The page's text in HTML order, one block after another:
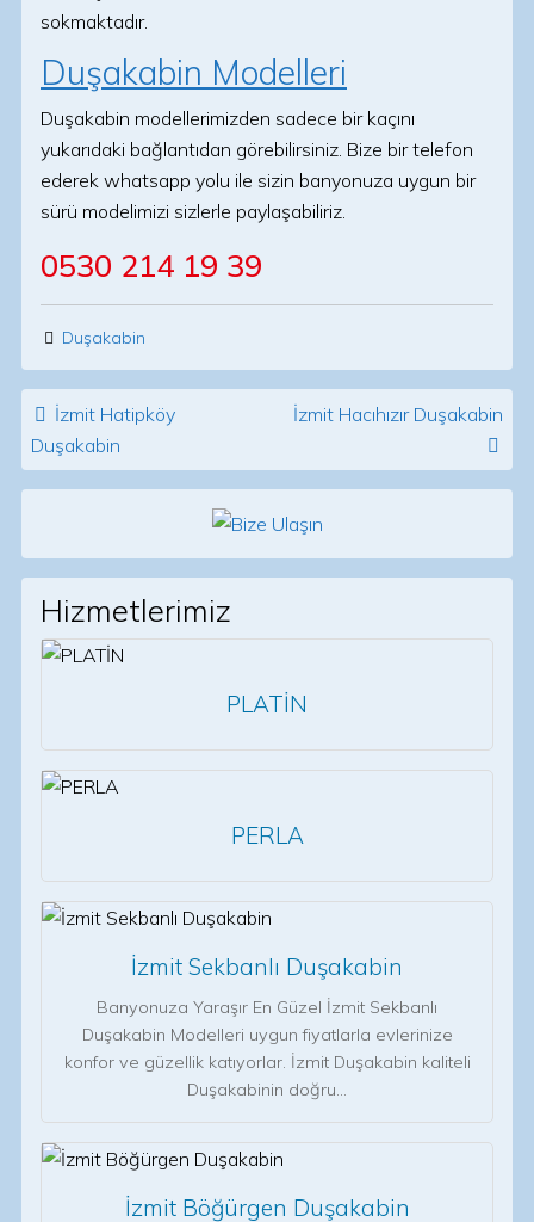
sokmaktadır.
Duşakabin Modelleri
Duşakabin modellerimizden sadece bir kaçını
yukarıdaki bağlantıdan görebilirsiniz. Bize bir telefon
ederek whatsapp yolu ile sizin banyonuza uygun bir
sürü modelimizi sizlerle paylaşabiliriz.
0530 214 19 39
Duşakabin
Post navigation
İzmit Hatipköy
Duşakabin
İzmit Hacıhızır Duşakabin
Hizmetlerimiz
PLATİN
PERLA
İzmit Sekbanlı Duşakabin
Banyonuza Yaraşır En Güzel İzmit Sekbanlı
Duşakabin Modelleri uygun fiyatlarla evlerinize
konfor ve güzellik katıyorlar. İzmit Duşakabin kaliteli
Duşakabinin doğru…
İzmit Böğürgen Duşakabin